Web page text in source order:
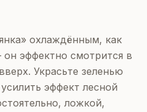
охлаждённым, как
он эффектно смотрится в
Украсьте зеленью
эффект лесной
ложкой,